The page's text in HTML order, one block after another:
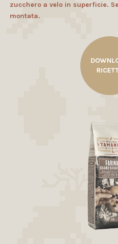
zucchero a velo in superficie.
montata.